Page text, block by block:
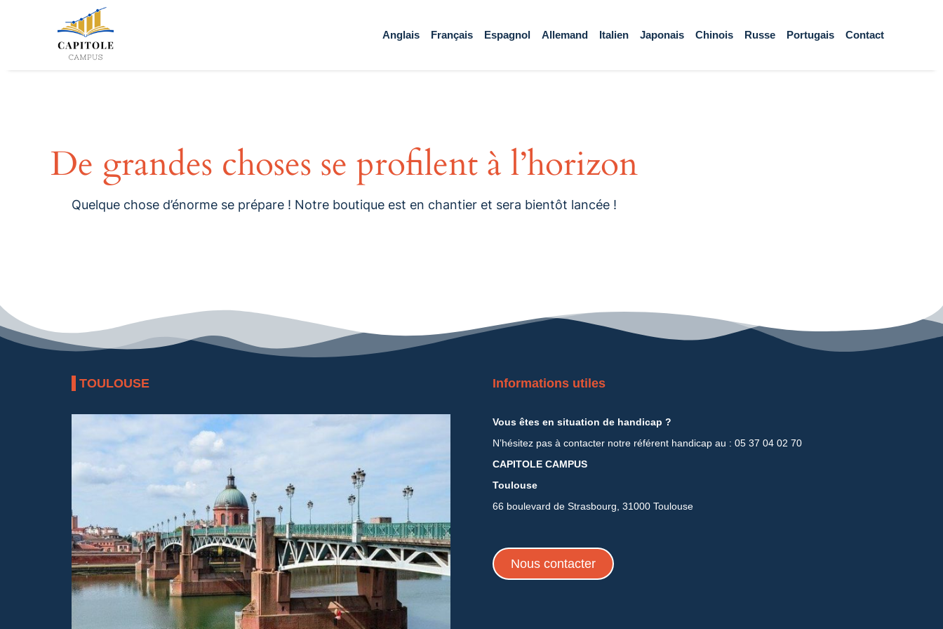
Anglais Français Espagnol Allemand Italien Japonais Chinois Russe Portugais Contact
De grandes choses se profilent à l’horizon
Quelque chose d’énorme se prépare ! Notre boutique est en chantier et sera bientôt lancée !
TOULOUSE Informations utiles
Vous êtes en situation de handicap ?
N’hésitez pas à contacter notre référent handicap au : 05 37 04 02 70
CAPITOLE CAMPUS
Toulouse
66 boulevard de Strasbourg, 31000 Toulouse
Nous contacter